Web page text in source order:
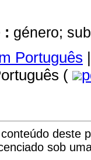
: género;
Português |
(
deste
sob